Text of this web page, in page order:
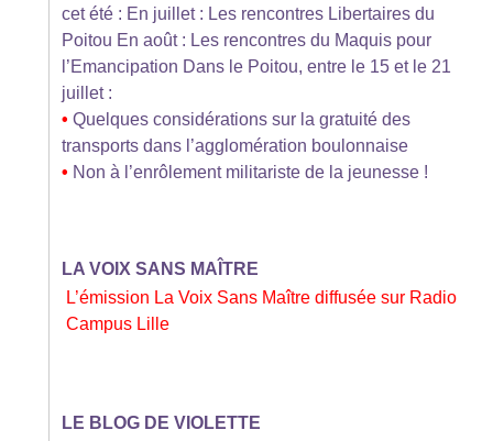
cet été : En juillet : Les rencontres Libertaires du
Poitou En août : Les rencontres du Maquis pour
l’Emancipation Dans le Poitou, entre le 15 et le 21
juillet :
•Quelques considérations sur la gratuité des
transports dans l’agglomération boulonnaise
• Non à l’enrôlement militariste de la jeunesse !
LA VOIX SANS MAÎTRE
L’émission La Voix Sans Maître diffusée sur Radio
Campus Lille
LE BLOG DE VIOLETTE